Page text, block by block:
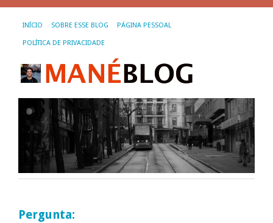
INÍCIO SOBRE ESSE BLOG PÁGINA PESSOAL
POLÍTICA DE PRIVACIDADE
Pergunta: